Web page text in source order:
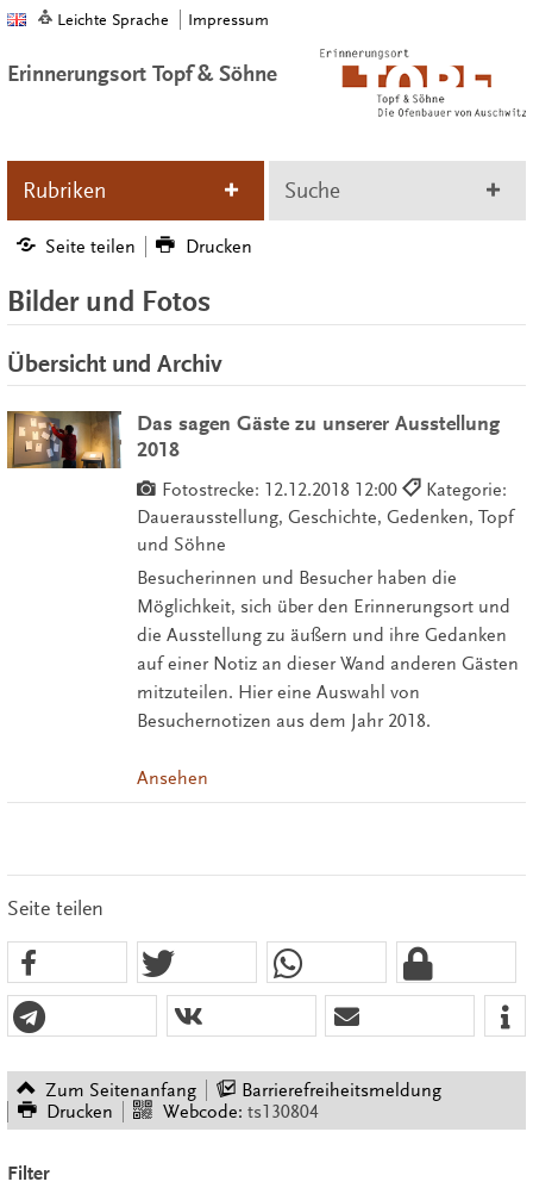
Leichte Sprache Impressum
Erinnerungsort Topf & Söhne
Rubriken Suche
Seite teilen Drucken
Bilder und Fotos
Übersicht und Archiv
Das sagen Gäste zu unserer Ausstellung
2018
Fotostrecke: 12.12.2018 12:00
Kategorie:
Dauerausstellung, Geschichte, Gedenken, Topf
und Söhne
Besucherinnen und Besucher haben die
Möglichkeit, sich über den Erinnerungsort und
die Ausstellung zu äußern und ihre Gedanken
auf einer Notiz an dieser Wand anderen Gästen
mitzuteilen. Hier eine Auswahl von
Besuchernotizen aus dem Jahr 2018.
Ansehen
Seite teilen
Zum Seitenanfang
Barrierefreiheitsmeldung
Drucken
Webcode: ts130804
Filter